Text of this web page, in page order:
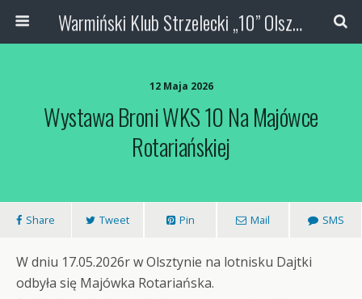
Warmiński Klub Strzelecki „10” Olsztyn
12 Maja 2026
Wystawa Broni WKS 10 Na Majówce
Rotariańskiej
Share Tweet Pin Mail SMS
W dniu 17.05.2026r w Olsztynie na lotnisku Dajtki
odbyła się Majówka Rotariańska.